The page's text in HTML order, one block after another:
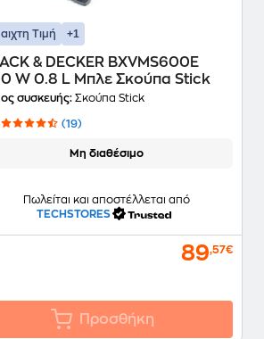
Τιμή +1
& DECKER BXVMS600E
W 0.8 L Μπλε Σκούπα Stick
συσκευής:Σκούπα Stick
(19)
Μη διαθέσιμο
Πωλείται και αποστέλλεται από
TECHSTORES
89,57€
Προσθήκη